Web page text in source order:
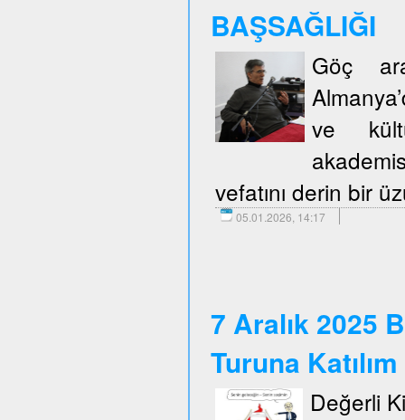
BAŞSAĞLIĞI
Göç
ve
vefatını derin bir
05.01.2026, 14:17
7 Aralık 2025
Turuna Katılım
Değerli